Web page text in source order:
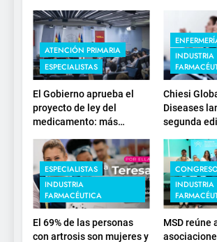
ATENCIÓN PRIMARIA
ESPECIALISTAS
El Gobierno aprueba el
proyecto de ley del
medicamento: más
estratégica y
modernización para el
SNS
INDUSTRIA
Chiesi
Diseases
segunda
depósito
ESPECIALISTAS
INDUSTRIA
FARMACÉUTICA
El 69% de las personas
con artrosis son mujeres y
INDUSTRIA
MSD reúne